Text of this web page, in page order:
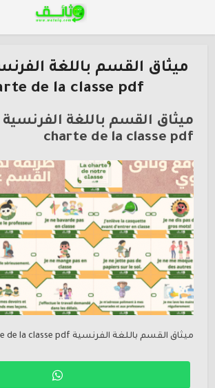
de la classe pdf
charte de la classe pdf
ميثاق القسم باللغة الفرنسية pdf la charte de la classe pdf